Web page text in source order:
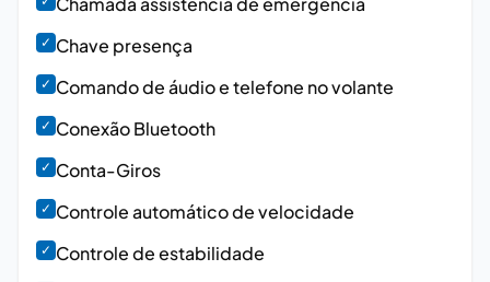
✓ Chave presença
✓ Comando de áudio e telefone no volante
✓ Conexão Bluetooth
✓ Conta-Giros
✓ Controle automático de velocidade
✓ Controle de estabilidade